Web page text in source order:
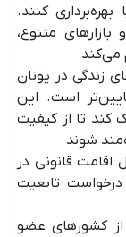
کنند.
متنوع،
می‌کند
زندگی در یونان
است. این
کند تا از کیفیت
شوند
۷ سال اقامت قانونی در
درخواست تابعیت
کشور‌های عضو